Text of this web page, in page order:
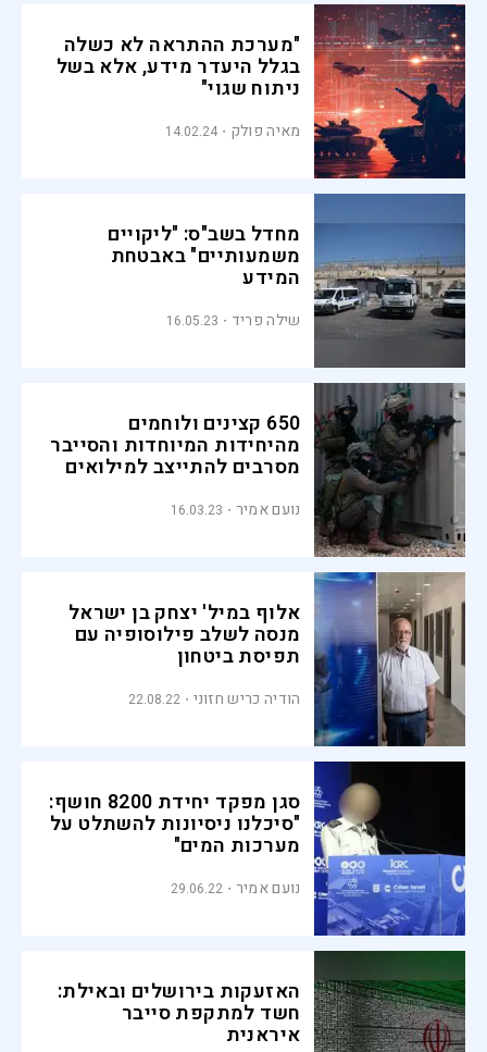
"מערכת ההתראה לא כשלה
בגלל היעדר מידע, אלא בשל
ניתוח שגוי"
מאיה פולק 14.02.24
מחדל בשב"ס: "ליקויים
משמעותיים" באבטחת
המידע
שילה פריד 16.05.23
650 קצינים ולוחמים
מהיחידות המיוחדות והסייבר
מסרבים להתייצב למילואים
נועם אמיר 16.03.23
אלוף במיל' יצחק בן ישראל
מנסה לשלב פילוסופיה עם
תפיסת ביטחון
הודיה כריש חזוני 22.08.22
סגן מפקד יחידת 8200 חושף:
"סיכלנו ניסיונות להשתלט על
מערכות המים"
נועם אמיר 29.06.22
האזעקות בירושלים ובאילת:
חשד למתקפת סייבר
איראנית